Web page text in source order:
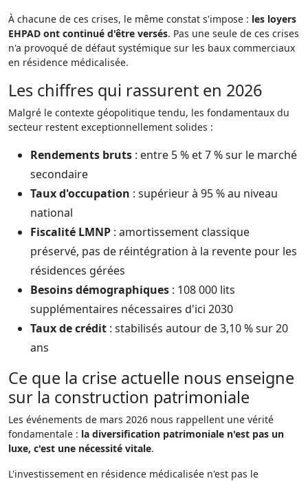
À chacune de ces crises, le même constat s'impose : les loyers
EHPAD ont continué d'être versés. Pas une seule de ces crises
n'a provoqué de défaut systémique sur les baux commerciaux
en résidence médicalisée.
Les chiffres qui rassurent en 2026
Malgré le contexte géopolitique tendu, les fondamentaux du
secteur restent exceptionnellement solides :
Rendements bruts : entre 5 % et 7 % sur le marché
secondaire
Taux d'occupation : supérieur à 95 % au niveau
national
Fiscalité LMNP : amortissement classique
préservé, pas de réintégration à la revente pour les
résidences gérées
Besoins démographiques : 108 000 lits
supplémentaires nécessaires d'ici 2030
Taux de crédit : stabilisés autour de 3,10 % sur 20
ans
Ce que la crise actuelle nous enseigne
sur la construction patrimoniale
Les événements de mars 2026 nous rappellent une vérité
fondamentale : la diversification patrimoniale n'est pas un
luxe, c'est une nécessité vitale.
L'investissement en résidence médicalisée n'est pas le